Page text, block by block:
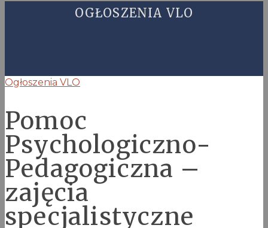
OGŁOSZENIA VLO
Ogłoszenia VLO
Pomoc
Psychologiczno-
Pedagogiczna –
zajęcia
specjalistyczne